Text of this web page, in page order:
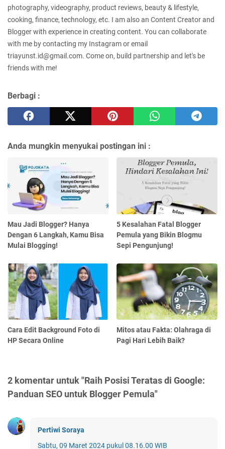
photography, videography, product reviews, beauty & lifestyle,
cooking, finance, technology, etc. I am also an Content Creator and
Blogger with experience in creating content. You can collaborate
with me by contacting my Instagram or email
triayunst.id@gmail.com. Come on, build partnership and let's be
friends with me!
Berbagi :
Anda mungkin menyukai postingan ini :
Mau Jadi Blogger? Hanya
Dengan 6 Langkah, Kamu Bisa
Mulai Blogging!
5 Kesalahan Fatal Blogger
Pemula yang Bikin Blogmu
Sepi Pengunjung!
Cara Edit Background Foto di
HP Secara Online
Mitos atau Fakta: Olahraga di
Pagi Hari Lebih Baik?
2 komentar untuk "Raih Posisi Teratas di Google:
Panduan SEO untuk Blogger Pemula"
Pertiwi Soraya
Sabtu, 09 Maret 2024 pukul 08.16.00 WIB